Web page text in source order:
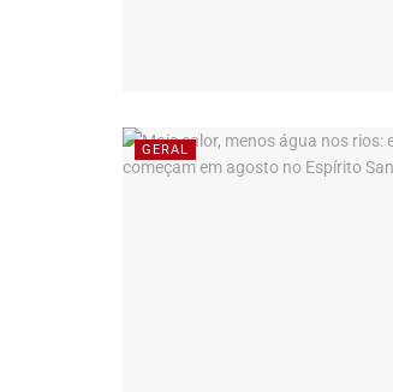
GERAL